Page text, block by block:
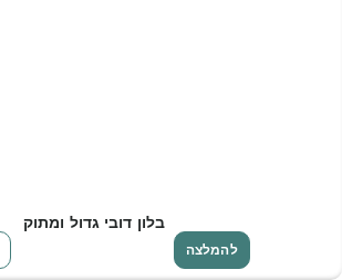
בלון דובי גדול ומתוק
להמלצה